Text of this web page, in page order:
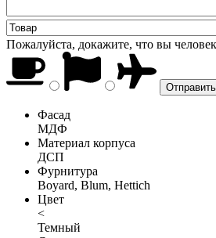
Пожалуйста, докажите, что вы
Фасад
МДФ
Материал корпуса
ДСП
Фурнитура
Boyard, Blum, Hettich
Цвет
<
Темный